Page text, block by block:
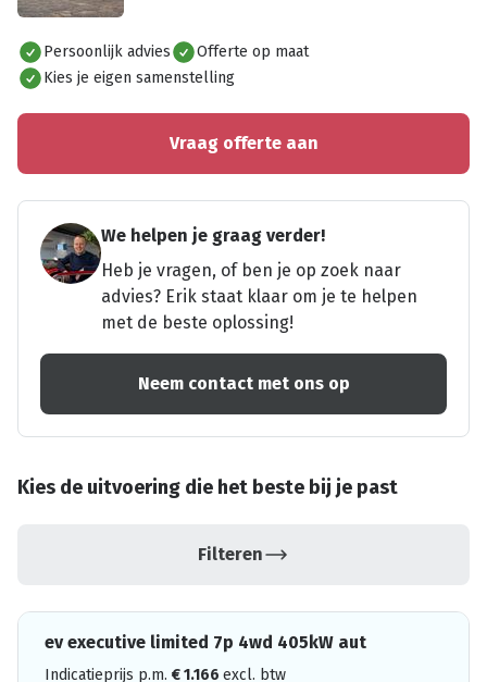
Alles bekijken
Persoonlijk advies
Offerte op maat
Kies je eigen samenstelling
Vraag offerte aan
We helpen je graag verder!
Heb je vragen, of ben je op zoek naar
advies? Erik staat klaar om je te helpen
met de beste oplossing!
Neem contact met ons op
Kies de uitvoering die het beste bij je past
Filteren
ev executive limited 7p 4wd 405kW aut
Indicatieprijs p.m. €1.166 excl. btw